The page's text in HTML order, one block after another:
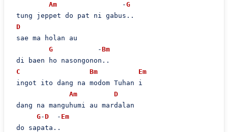
Am
                -
G
tung jeppet do pat ni gabus..
D
sae ma holan au
G
           -
Bm
di baen ho nasongonon..
C
Bm
Em
ingot ito dang na modom Tuhan i
Am
D
dang na manguhumi au mardalan
G-D
  -
Em
do sapata..